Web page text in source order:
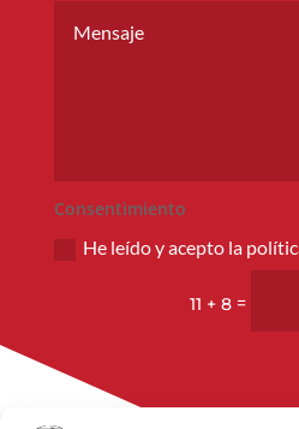
Consentimiento
He leído y acepto la
11 + 8 =